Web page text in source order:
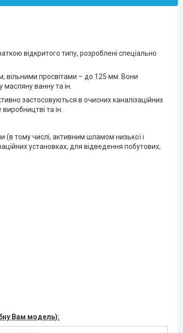
відкритого типу, розроблені спеціально
вільними просвітами – до 125 мм. Вони
ванну та ін.
застосовуються в очисних каналізаційних
та ін.
(в тому числі, активним шламом низької і
установках, для відведення побутових,
Вам модель):